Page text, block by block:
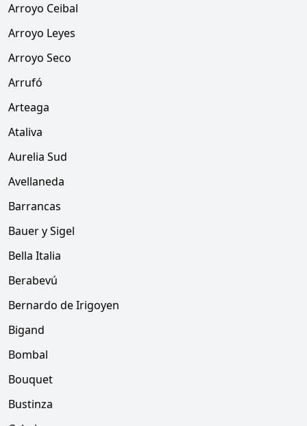
Arroyo Ceibal
Arroyo Leyes
Arroyo Seco
Arrufó
Arteaga
Ataliva
Aurelia Sud
Avellaneda
Barrancas
Bauer y Sigel
Bella Italia
Berabevú
Bernardo de Irigoyen
Bigand
Bombal
Bouquet
Bustinza